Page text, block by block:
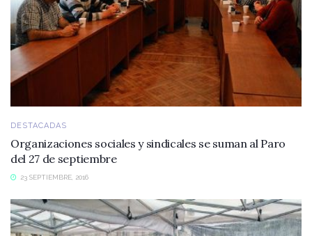
DESTACADAS
Organizaciones sociales y sindicales se suman al Paro
del 27 de septiembre
23 SEPTIEMBRE, 2016